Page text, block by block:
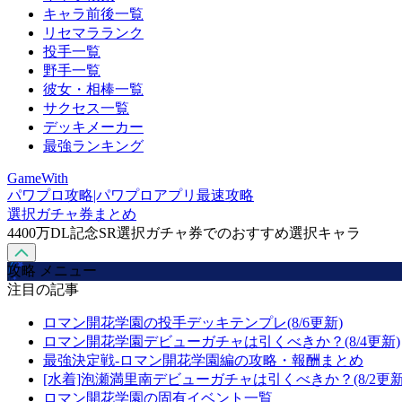
キャラ前後一覧
リセマラランク
投手一覧
野手一覧
彼女・相棒一覧
サクセス一覧
デッキメーカー
最強ランキング
GameWith
パワプロ攻略|パワプロアプリ最速攻略
選択ガチャ券まとめ
4400万DL記念SR選択ガチャ券でのおすすめ選択キャラ
攻略 メニュー
注目の記事
ロマン開花学園の投手デッキテンプレ(8/6更新)
ロマン開花学園デビューガチャは引くべきか？(8/4更新)
最強決定戦-ロマン開花学園編の攻略・報酬まとめ
[水着]泡瀬満里南デビューガチャは引くべきか？(8/2更
ロマン開花学園の固有イベント一覧